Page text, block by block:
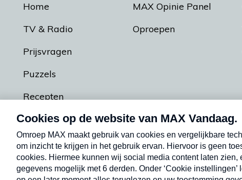
Home
TV & Radio
Prijsvragen
Puzzels
Recepten
Podcasts
MAX Opinie Panel
Oproepen